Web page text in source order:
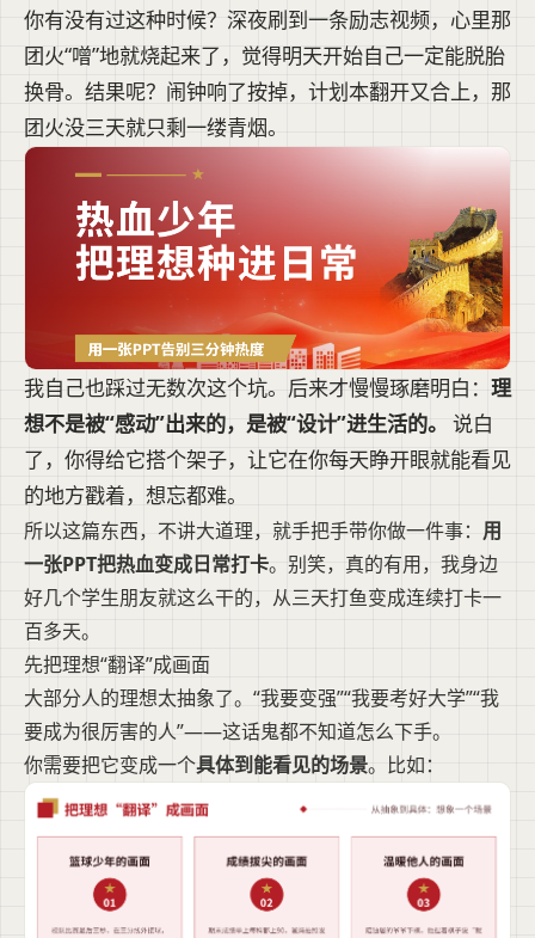
你有没有过这种时候？深夜刷到一条励志视频，心里那
团火“噌”地就烧起来了，觉得明天开始自己一定能脱胎
换骨。结果呢？闹钟响了按掉，计划本翻开又合上，那
团火没三天就只剩一缕青烟。
我自己也踩过无数次这个坑。后来才慢慢琢磨明白： 理
想不是被“感动”出来的，是被“设计”进生活的。
说白
了，你得给它搭个架子，让它在你每天睁开眼就能看见
的地方戳着，想忘都难。
所以这篇东西，不讲大道理，就手把手带你做一件事： 用
一张PPT把热血变成日常打卡。别笑，真的有用，我身边
好几个学生朋友就这么干的，从三天打鱼变成连续打卡一
百多天。
先把理想“翻译”成画面
大部分人的理想太抽象了。“我要变强”“我要考好大学”“我
要成为很厉害的人”——这话鬼都不知道怎么下手。
你需要把它变成一个具体到能看见的场景。比如：